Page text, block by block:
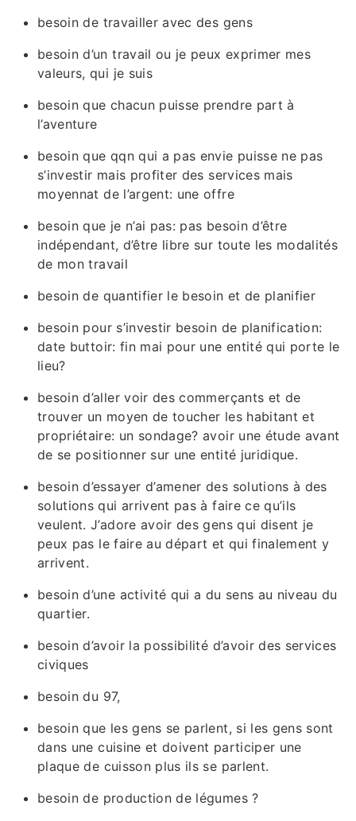
besoin de travailler avec des gens
besoin d’un travail ou je peux exprimer mes
valeurs, qui je suis
besoin que chacun puisse prendre part à
l’aventure
besoin que qqn qui a pas envie puisse ne pas
s’investir mais profiter des services mais
moyennat de l’argent: une offre
besoin que je n’ai pas: pas besoin d’être
indépendant, d’être libre sur toute les modalités
de mon travail
besoin de quantifier le besoin et de planifier
besoin pour s’investir besoin de planification:
date buttoir: fin mai pour une entité qui porte le
lieu?
besoin d’aller voir des commerçants et de
trouver un moyen de toucher les habitant et
propriétaire: un sondage? avoir une étude avant
de se positionner sur une entité juridique.
besoin d’essayer d’amener des solutions à des
solutions qui arrivent pas à faire ce qu’ils
veulent. J’adore avoir des gens qui disent je
peux pas le faire au départ et qui finalement y
arrivent.
besoin d’une activité qui a du sens au niveau du
quartier.
besoin d’avoir la possibilité d’avoir des services
civiques
besoin du 97,
besoin que les gens se parlent, si les gens sont
dans une cuisine et doivent participer une
plaque de cuisson plus ils se parlent.
besoin de production de légumes ?